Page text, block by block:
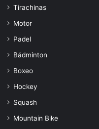
Tirachinas
Motor
Padel
Bádminton
Boxeo
Hockey
Squash
Mountain Bike